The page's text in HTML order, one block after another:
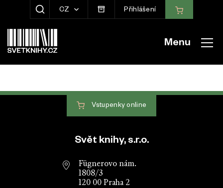
ZOBRAZIT HLEDÁNÍ
CZ Přihlášení
Menu
Patička webu
Vstupenky online
Svět knihy, s.r.o.
Fügnerovo nám.
1808/3
120 00 Praha 2